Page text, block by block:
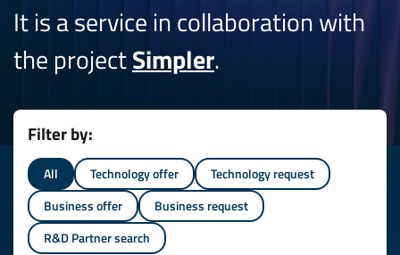
It is a service in collaboration with
the projectSimpler.
Filter by:
All Technology offer
Technology request
Business offer
Business request
R&D Partner search